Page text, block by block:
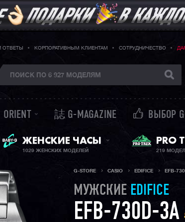
ОТВЕТЫ КОРПОРАТИВНЫМ КЛИЕНТАМ СОТРУДНИЧЕСТВО
ORIENT 誌 G-MAGAZINE ВЫБОР
BABY-G + SHEEN
ЖЕНСКИЕ ЧАСЫ
1029 ЖЕНСКИХ МОДЕЛЕЙ
PRO
219
G-STORE CASIO EDIFICE EFB-
МУЖСКИЕ EDIFICE
EFB-730D-3A